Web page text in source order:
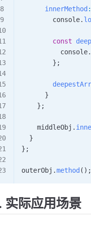
      innerMethod
:
        console
.
        const
          console
.
        };
      }
    };
    middleObj
.
  }
};
outerObj .method ();
实际应用场景